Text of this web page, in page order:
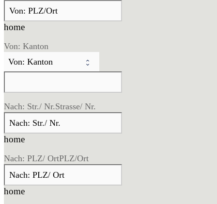
home
Von: Kanton
Nach: Str./ Nr.Strasse/ Nr.
home
Nach: PLZ/ OrtPLZ/Ort
home